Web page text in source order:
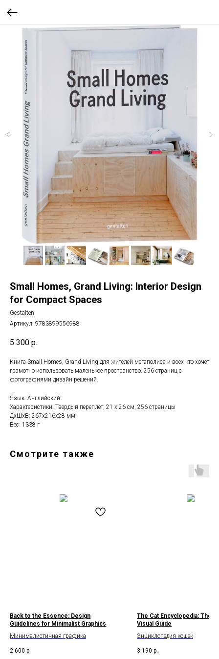
Small Homes, Grand Living: Interior Design
for Compact Spaces
Gestalten
Артикул: 9783899556988
5 300 р.
Книга Small Homes, Grand Living для жителей мегаполиса и всех кто хочет
грамотно использовать маленькое пространство. 256 страниц с
фотографиями дизайн решений.
Язык: Английский
Характеристики: Твердый переплет, 21 x 26 см, 256 страницы
ДxШxВ: 267x216x28 мм
Вес: 1338 г
Смотрите также
Back to the Essence: Design
Guidelines for Minimalist Graphics
Минималистичная графика
2 600 р.
The Cat Encyclopedia: The
Visual Guide
Энциклопедия кошек
3 190 р.